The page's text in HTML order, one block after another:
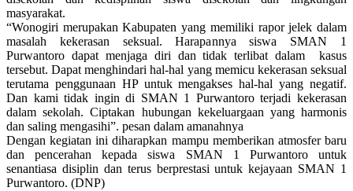
masyarakat.
“Wonogiri merupakan Kabupaten yang memiliki rapor jelek dalam
masalah kekerasan seksual. Harapannya siswa SMAN 1
Purwantoro dapat menjaga diri dan tidak terlibat dalam kasus
tersebut. Dapat menghindari hal-hal yang memicu kekerasan seksual
terutama penggunaan HP untuk mengakses hal-hal yang negatif.
Dan kami tidak ingin di SMAN 1 Purwantoro terjadi kekerasan
dalam sekolah. Ciptakan hubungan kekeluargaan yang harmonis
dan saling mengasihi”. pesan dalam amanahnya
Dengan kegiatan ini diharapkan mampu memberikan atmosfer baru
dan pencerahan kepada siswa SMAN 1 Purwantoro untuk
senantiasa disiplin dan terus berprestasi untuk kejayaan SMAN 1
Purwantoro. (DNP)